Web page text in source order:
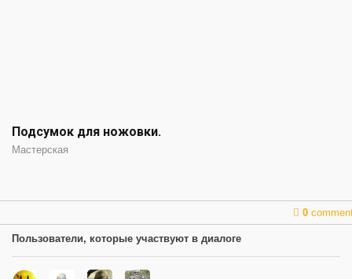
Подсумок для ножовки.
Мастерская
0
Пользователи, которые участвуют в диалоге